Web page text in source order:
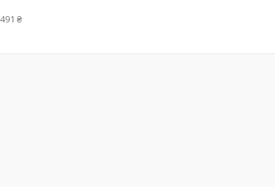
₴